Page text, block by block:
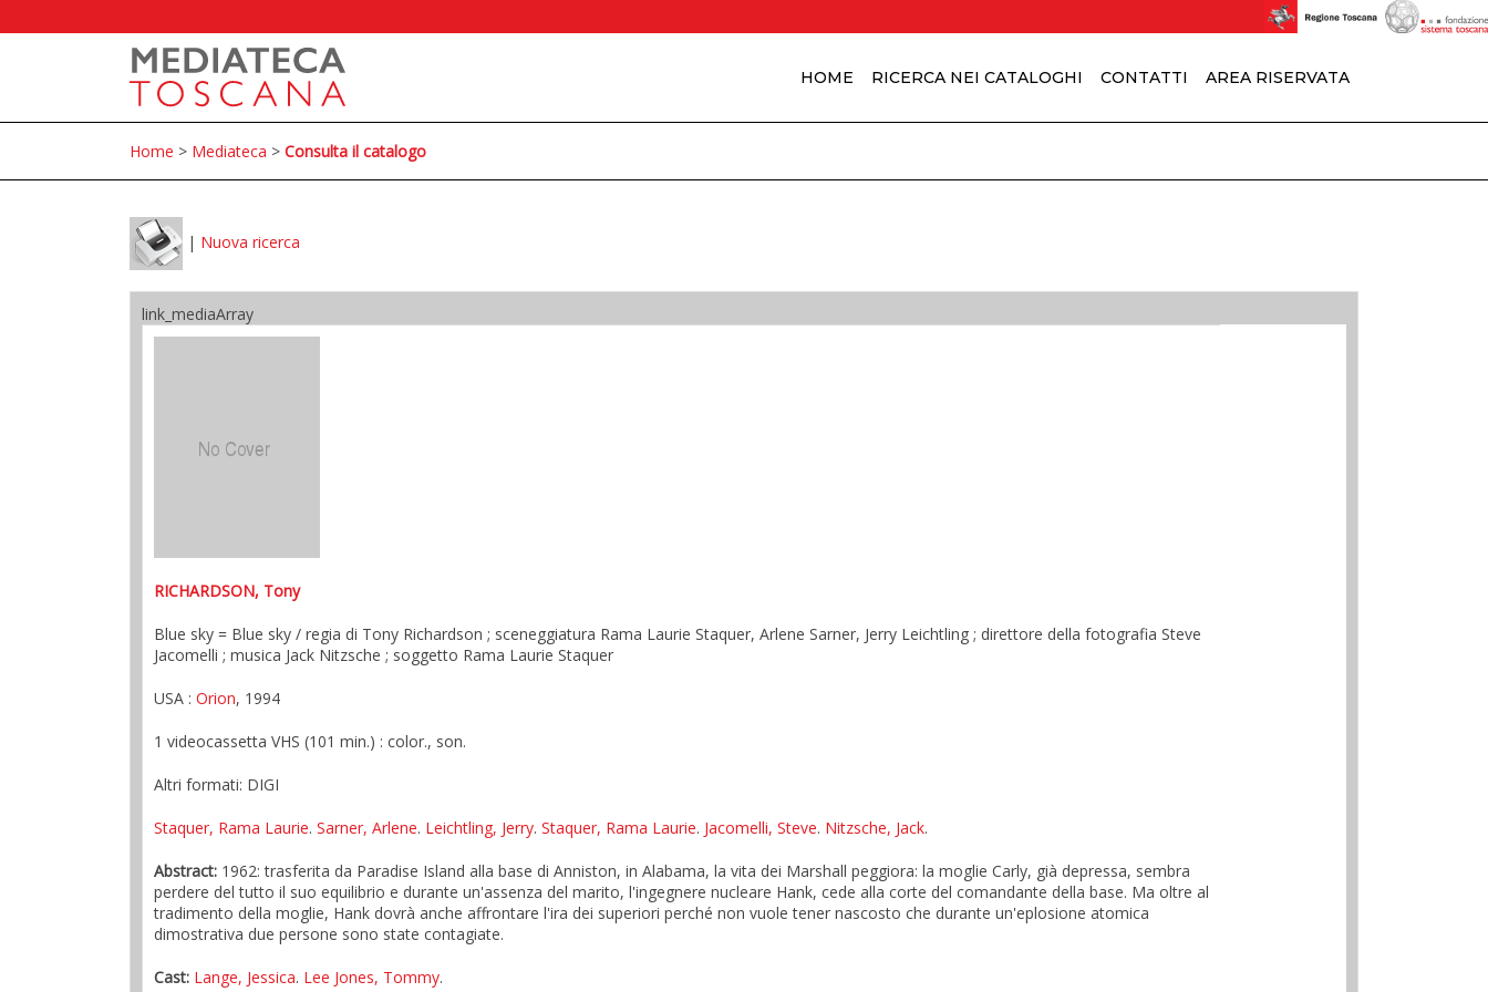
HOME RICERCA NEI CATALOGHI CONTATTI AREA RISERVATA
Home > Mediateca > Consulta il catalogo
| Nuova ricerca
link_mediaArray
RICHARDSON, Tony
Blue sky = Blue sky / regia di Tony Richardson ; sceneggiatura Rama Laurie Staquer, Arlene Sarner, Jerry Leichtling ; direttore della fotografia Steve
Jacomelli ; musica Jack Nitzsche ; soggetto Rama Laurie Staquer
USA : Orion, 1994
1 videocassetta VHS (101 min.) : color., son.
Altri formati: DIGI
Staquer, Rama Laurie. Sarner, Arlene. Leichtling, Jerry. Staquer, Rama Laurie. Jacomelli, Steve. Nitzsche, Jack.
Abstract: 1962: trasferita da Paradise Island alla base di Anniston, in Alabama, la vita dei Marshall peggiora: la moglie Carly, già depressa, sembra
perdere del tutto il suo equilibrio e durante un'assenza del marito, l'ingegnere nucleare Hank, cede alla corte del comandante della base. Ma oltre al
tradimento della moglie, Hank dovrà anche affrontare l'ira dei superiori perché non vuole tener nascosto che durante un'eplosione atomica
dimostrativa due persone sono state contagiate.
Cast: Lange, Jessica. Lee Jones, Tommy.